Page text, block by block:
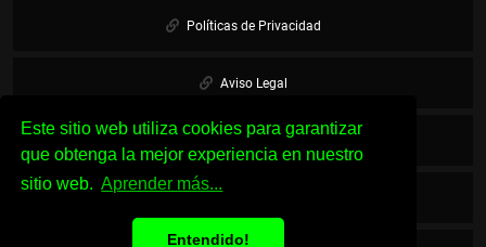
Este sitio web utiliza cookies para garantizar
que obtenga la mejor experiencia en nuestro
sitio web. Aprender más...
Entendido!
Políticas de Privacidad
Aviso Legal
Cookies